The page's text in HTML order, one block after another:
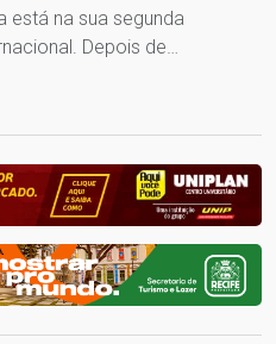
está na sua segunda
Depois de…